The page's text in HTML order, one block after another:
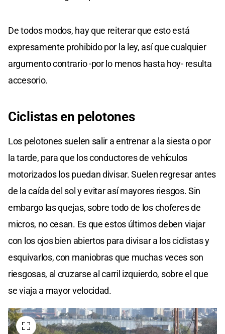
De todos modos, hay que reiterar que esto está
expresamente prohibido por la ley, así que cualquier
argumento contrario -por lo menos hasta hoy- resulta
accesorio.
Ciclistas en pelotones
Los pelotones suelen salir a entrenar a la siesta o por
la tarde, para que los conductores de vehículos
motorizados los puedan divisar. Suelen regresar antes
de la caída del sol y evitar así mayores riesgos. Sin
embargo las quejas, sobre todo de los choferes de
micros, no cesan. Es que estos últimos deben viajar
con los ojos bien abiertos para divisar a los ciclistas y
esquivarlos, con maniobras que muchas veces son
riesgosas, al cruzarse al carril izquierdo, sobre el que
se viaja a mayor velocidad.